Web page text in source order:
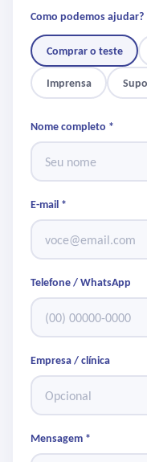
Como podemos ajudar?
Comprar o teste
Imprensa
Nome completo *
E-mail *
Telefone / WhatsApp
Empresa / clínica
Mensagem *